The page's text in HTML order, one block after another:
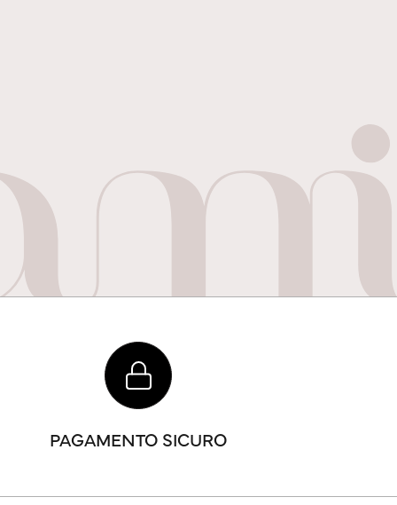
PAGAMENTO SICURO